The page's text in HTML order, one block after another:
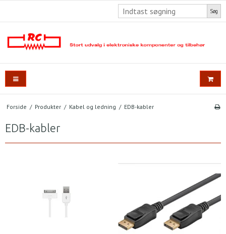
Søg
Forside / Produkter / Kabel og ledning / EDB-kabler
EDB-kabler